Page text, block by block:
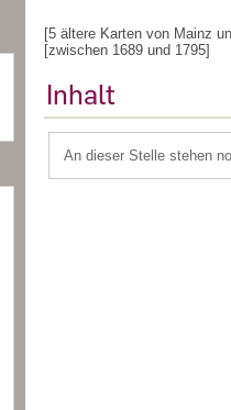
[5 ältere Karten von Mainz
[zwischen 1689 und 1795]
Inhalt
An dieser Stelle stehen